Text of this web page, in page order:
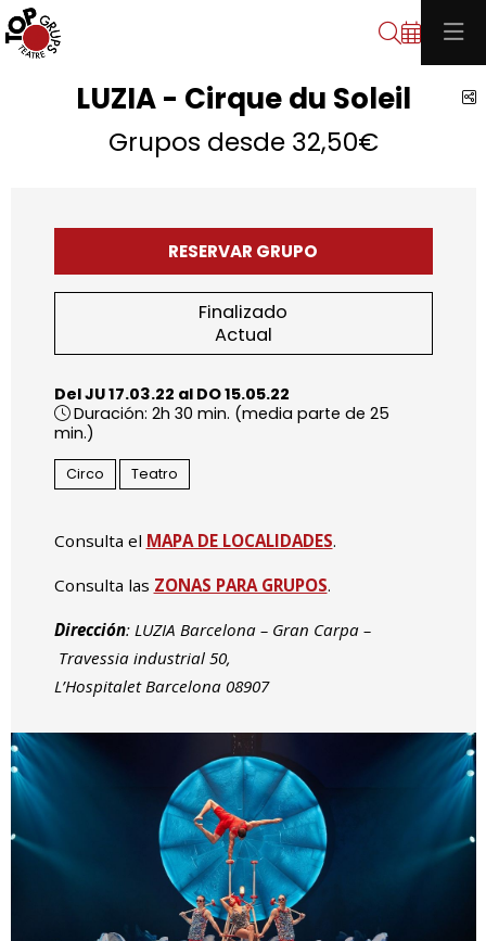
Buscar
LUZIA - Cirque du Soleil
Grupos desde 32,50€
RESERVAR GRUPO
Finalizado
Actual
Del JU 17.03.22 al DO 15.05.22
Duración: 2h 30 min. (media parte de 25
min.)
Circo Teatro
Consulta el MAPA DE LOCALIDADES.
Consulta las ZONAS PARA GRUPOS.
Dirección: LUZIA Barcelona – Gran Carpa –
Travessia industrial 50,
L’Hospitalet Barcelona 08907